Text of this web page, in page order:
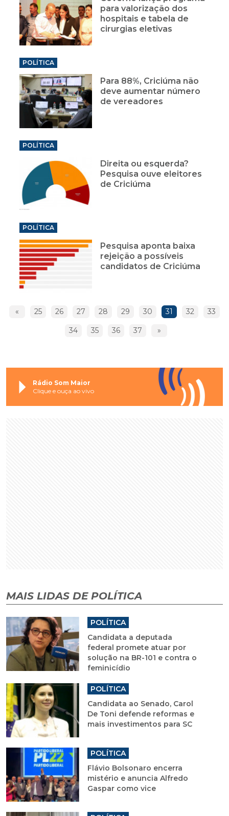
para valorização dos
hospitais e tabela de
cirurgias eletivas
POLÍTICA
Para 88%, Criciúma não
deve aumentar número
de vereadores
POLÍTICA
Direita ou esquerda?
Pesquisa ouve eleitores
de Criciúma
POLÍTICA
Pesquisa aponta baixa
rejeição a possíveis
candidatos de Criciúma
« 25 26 27 28 29 30 31 32 33
34 35 36 37 »
Rádio Som Maior
Clique e ouça ao vivo
MAIS LIDAS DE POLÍTICA
POLÍTICA
Candidata a deputada
federal promete atuar por
solução na BR-101 e contra o
feminicídio
POLÍTICA
Candidata ao Senado, Carol
De Toni defende reformas e
mais investimentos para SC
POLÍTICA
Flávio Bolsonaro encerra
mistério e anuncia Alfredo
Gaspar como vice